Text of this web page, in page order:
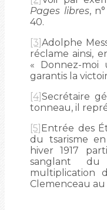
Pages libres,
40.
[3]Adolphe
réclame ainsi,
« Donnez-
garantis la
[4]Secrétaire
tonneau, il
[5] Entrée des
du tsarisme en
hiver 1917
sanglant du
multiplication
Clemenceau